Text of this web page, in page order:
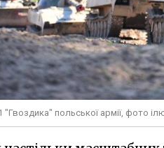
"Гвоздика" польської армії, фото